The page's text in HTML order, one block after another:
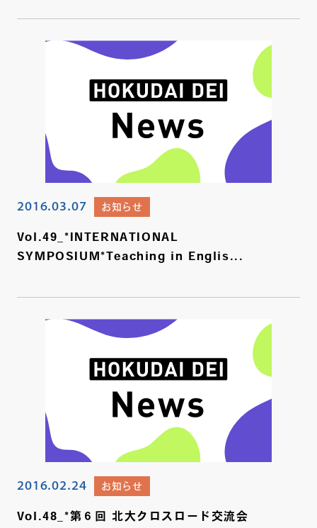
2016.03.07 お知らせ
Vol.49_*INTERNATIONAL
SYMPOSIUM*Teaching in Englis...
2016.02.24 お知らせ
Vol.48_*第６回 北大クロスロード交流会